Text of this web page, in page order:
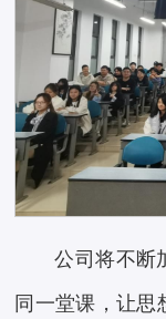
公司将不断
同一堂课，让思